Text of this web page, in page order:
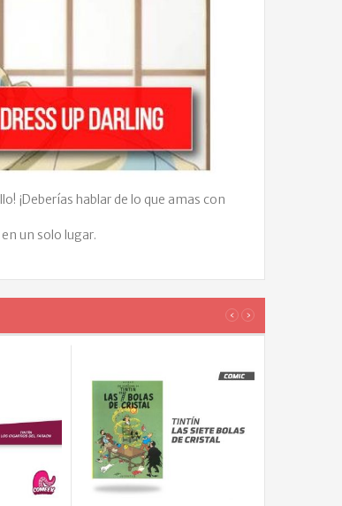
¡Deberías hablar de lo que amas con
un solo lugar.
‹ ›